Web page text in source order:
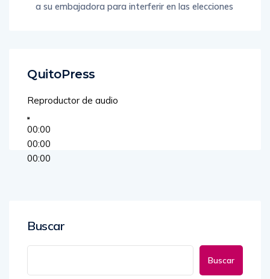
a su embajadora para interferir en las elecciones
QuitoPress
Reproductor de audio
00:00
00:00
00:00
Buscar
Buscar